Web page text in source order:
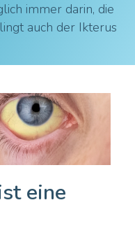
immer darin, die
auch der Ikterus
eine